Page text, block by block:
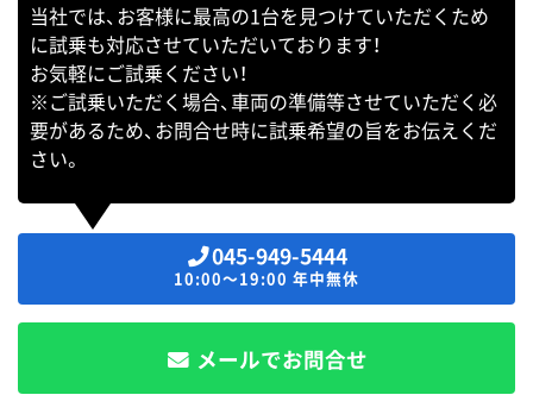
当社では、お客様に最高の1台を見つけていただくため
に試乗も対応させていただいております！
お気軽にご試乗ください！
※ご試乗いただく場合、車両の準備等させていただく必
要があるため、お問合せ時に試乗希望の旨をお伝えくだ
さい。
045-949-5444
10:00～19:00 年中無休
メールでお問合せ